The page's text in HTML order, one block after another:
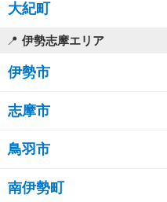
大紀町
伊勢志摩エリア
伊勢市
志摩市
鳥羽市
南伊勢町